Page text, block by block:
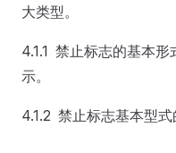
大类型。
4.1.1 禁止标志的基本
示。
4.1.2 禁止标志基本型式